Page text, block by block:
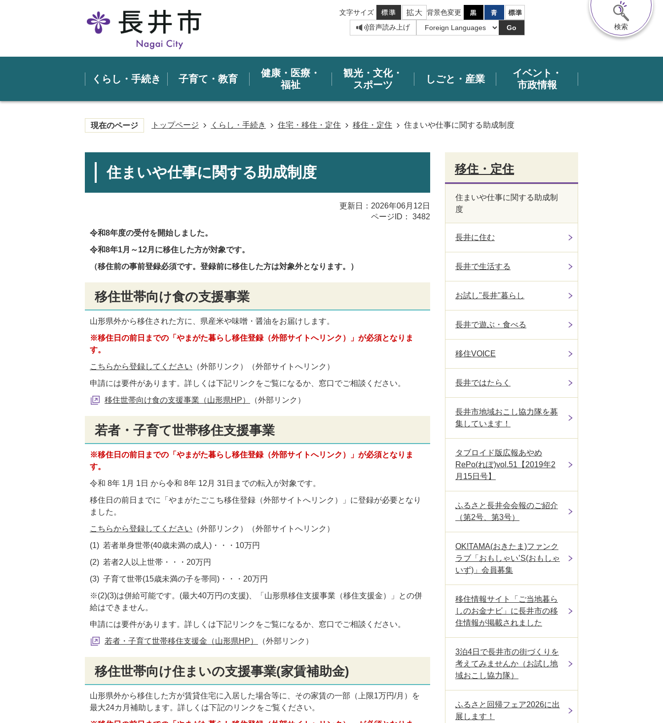
文字サイズ
背景色変更
音声読み上げ
Go 検索
くらし・手続き 子育て・教育
健康・医療・
福祉
観光・文化・
スポーツ
しごと・産業
イベント・
市政情報
現在のページ トップページ くらし・手続き 住宅・移住・定住 移住・定住 住まいや仕事に関する助成制度
住まいや仕事に関する助成制度
更新日：2026年06月12日
ページID：
3482
令和8年度の受付を開始しました。
令和8年1月～12月に移住した方が対象です。
（移住前の事前登録必須です。登録前に移住した方は対象外となります。）
移住世帯向け食の支援事業
山形県外から移住された方に、県産米や味噌・醤油をお届けします。
※移住日の前日までの「やまがた暮らし移住登録（外部サイトへリンク）」が必須となりま
す。
こちらから登録してください （外部リンク）
（外部サイトへリンク）
申請には要件があります。詳しくは下記リンクをご覧になるか、窓口でご相談ください。
移住世帯向け食の支援事業（山形県HP）
（外部リンク）
若者・子育て世帯移住支援事業
※移住日の前日までの「やまがた暮らし移住登録（外部サイトへリンク）」が必須となりま
す。
令和 8年 1月 1日 から令和 8年 12月 31日までの転入が対象です。
移住日の前日までに「やまがたごこち移住登録（外部サイトへリンク）」に登録が必要となり
ました。
こちらから登録してください （外部リンク）
（外部サイトへリンク）
(1) 若者単身世帯(40歳未満の成人)・・・10万円
(2) 若者2人以上世帯・・・20万円
(3) 子育て世帯(15歳未満の子を帯同)・・・20万円
※(2)(3)は併給可能です。(最大40万円の支援)、「山形県移住支援事業（移住支援金）」との併
給はできません。
申請には要件があります。詳しくは下記リンクをご覧になるか、窓口でご相談ください。
若者・子育て世帯移住支援金（山形県HP）
（外部リンク）
移住世帯向け住まいの支援事業(家賃補助金)
山形県外から移住した方が賃貸住宅に入居した場合等に、その家賃の一部（上限1万円/月）を
最大24カ月補助します。詳しくは下記のリンクをご覧ください。
移住・定住
住まいや仕事に関する助成制
度
長井に住む
長井で生活する
お試し"長井"暮らし
長井で遊ぶ・食べる
移住VOICE
長井ではたらく
長井市地域おこし協力隊を募
集しています！
タブロイド版広報あやめ
RePo(れぽ)vol.51【2019年2
月15日号】
ふるさと長井会会報のご紹介
（第2号、第3号）
OK!TAMA(おきたま)ファンク
ラブ「おもしゃい’S(おもしゃ
いず)」会員募集
移住情報サイト「ご当地暮ら
しのお金ナビ」に長井市の移
住情報が掲載されました
3泊4日で長井市の街づくりを
考えてみませんか（お試し地
域おこし協力隊）
ふるさと回帰フェア2026に出
展します！